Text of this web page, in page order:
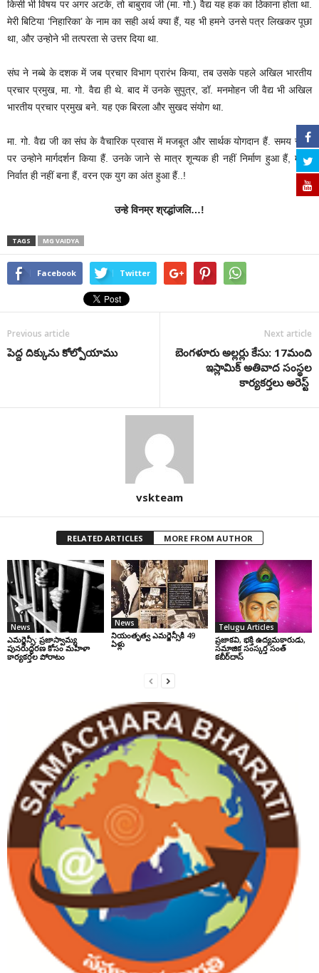
किसी भी विषय पर अगर अटके, तो बाबुराव जी (मा. गो.) वैद्य यह हक का ठिकाना होता था.
मेरी बिटिया ‘निहारिका’ के नाम का सही अर्थ क्या हैं, यह भी हमने उनसे पत्र लिखकर पूछा
था, और उन्होने भी तत्परता से उत्तर दिया था.
संघ ने नब्बे के दशक में जब प्रचार विभाग प्रारंभ किया, तब उसके पहले अखिल भारतीय
प्रचार प्रमुख, मा. गो. वैद्य ही थे. बाद में उनके सुपुत्र, डॉ. मनमोहन जी वैद्य भी अखिल
भारतीय प्रचार प्रमुख बने. यह एक बिरला और सुखद संयोग था.
मा. गो. वैद्य जी का संघ के वैचारिक प्रवास में मजबूत और सार्थक योगदान हैं. समय समय
पर उन्होने मार्गदर्शन किया हैं. उनके जाने से मात्र शून्यक ही नहीं निर्माण हुआ हैं, मात्र
निर्वात ही नहीं बना हैं, वरन एक युग का अंत हुआ हैं..!
उन्हे विनम्र श्रद्धांजलि…!
TAGS MG VAIDYA
Facebook Twitter
Previous article
పెద్ద దిక్కును కోల్పోయాము
Next article
బెంగళూరు అల్లర్లు కేసు: 17మంది
ఇస్లామిక్ అతివాద సంస్థల
కార్యకర్తలు అరెస్ట్
vskteam
RELATED ARTICLES MORE FROM AUTHOR
News
ఎమర్జెన్సీ: ప్రజాస్వామ్య
పునరుద్ధరణ కోసం మహిళా
కార్యకర్తల పోరాటం
News
నియంతృత్వ ఎమర్జెన్సీకి 49
ఏళ్లు
Telugu Articles
ప్రజాకవి, భక్తి ఉద్యమకారుడు,
సమాజిక సంస్కర్త సంత్‌
కబీర్‌దాస్‌